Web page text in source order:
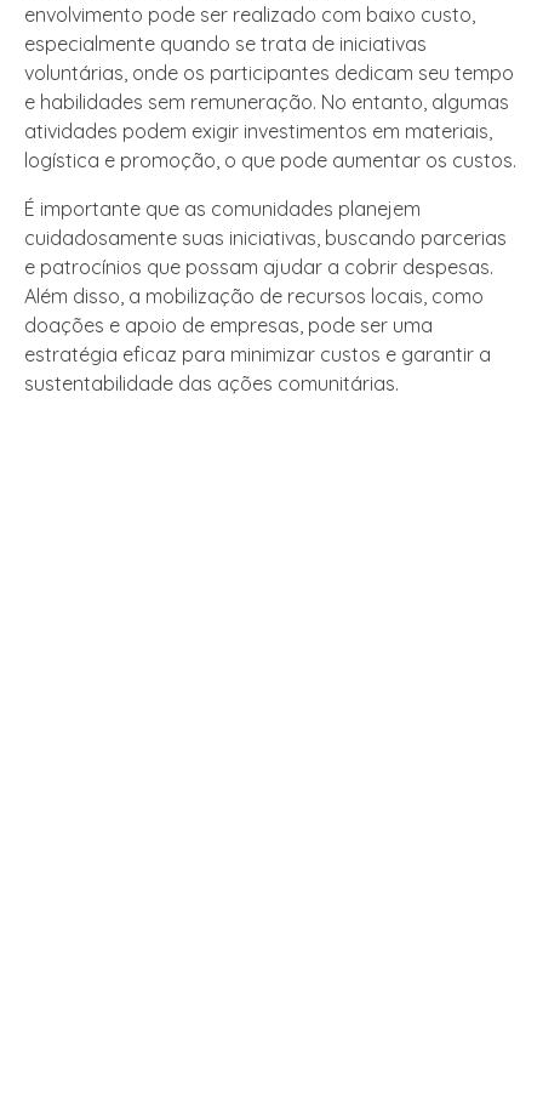
envolvimento pode ser realizado com baixo custo,
especialmente quando se trata de iniciativas
voluntárias, onde os participantes dedicam seu tempo
e habilidades sem remuneração. No entanto, algumas
atividades podem exigir investimentos em materiais,
logística e promoção, o que pode aumentar os custos.
É importante que as comunidades planejem
cuidadosamente suas iniciativas, buscando parcerias
e patrocínios que possam ajudar a cobrir despesas.
Além disso, a mobilização de recursos locais, como
doações e apoio de empresas, pode ser uma
estratégia eficaz para minimizar custos e garantir a
sustentabilidade das ações comunitárias.